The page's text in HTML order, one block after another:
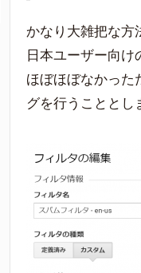
かなり大雑把な方
日本ユーザー向
ほぼほぼなかった
グを行うこととし